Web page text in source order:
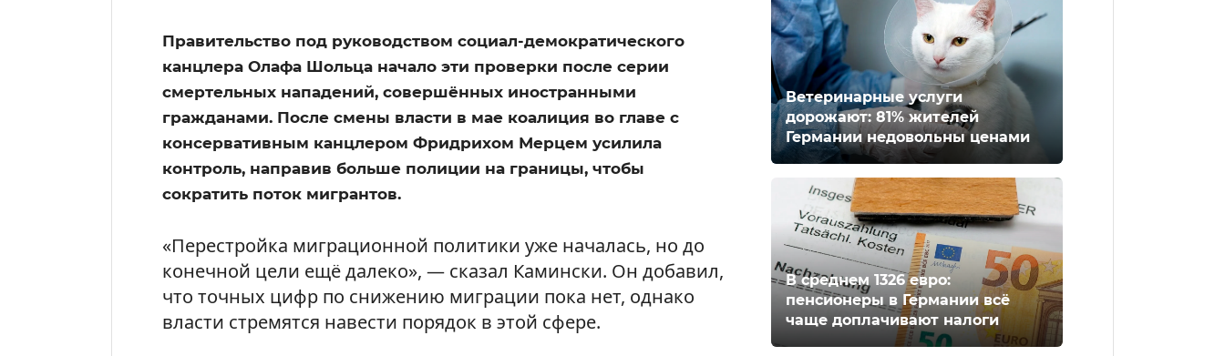
Правительство под руководством социал-демократического
канцлера Олафа Шольца начало эти проверки после серии
смертельных нападений, совершённых иностранными
гражданами. После смены власти в мае коалиция во главе с
консервативным канцлером Фридрихом Мерцем усилила
контроль, направив больше полиции на границы, чтобы
сократить поток мигрантов.
«Перестройка миграционной политики уже началась, но до
конечной цели ещё далеко», — сказал Камински. Он добавил,
что точных цифр по снижению миграции пока нет, однако
власти стремятся навести порядок в этой сфере.
Ветеринарные услуги
дорожают: 81% жителей
Германии недовольны ценами
В среднем 1326 евро:
пенсионеры в Германии всё
чаще доплачивают налоги